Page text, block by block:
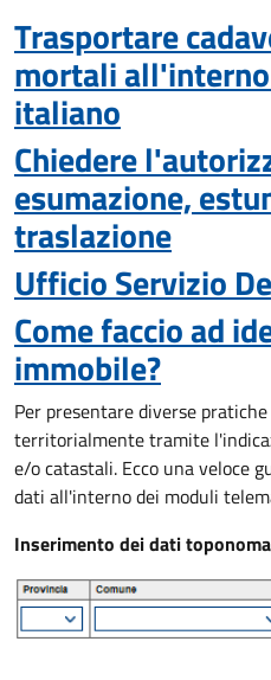
Trasportare
mortali
italiano
Chiedere
esumazione,
traslazione
Ufficio Servizio
Come faccio ad
immobile?
Per presentare diverse
territorialmente tramite
e/o catastali. Ecco una veloce
dati all'interno dei moduli
Inserimento dei dati